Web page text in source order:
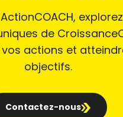
de
actions et
objectifs.
Contactez-nous